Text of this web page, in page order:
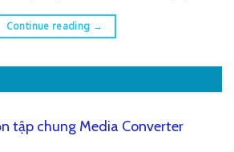
Continue reading →
tập chung Media Converter